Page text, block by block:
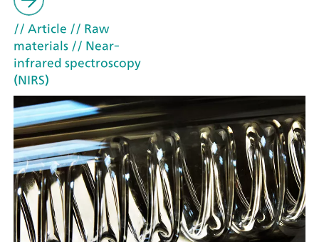
// Article // Raw
materials // Near-
infrared spectroscopy
(NIRS)